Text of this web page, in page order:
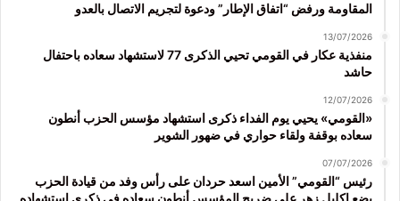
المقاومة ورفض “اتفاق الإطار” ودعوة لتجريم الاتصال بالعدو
13/07/2026
منفذية عكار في القومي تحيي الذكرى 77 لاستشهاد سعاده باحتفال
حاشد
12/07/2026
«القومي» يحيي يوم الفداء ذكرى استشهاد مؤسس الحزب أنطون
سعاده بوقفة ولقاء حواري في ضهور الشوير
07/07/2026
رئيس “القومي” الأمين اسعد حردان على رأس وفد من قيادة الحزب
يضع اكليل زهر على ضريح المؤسس أنطون سعاده في ذكرى استشهاده